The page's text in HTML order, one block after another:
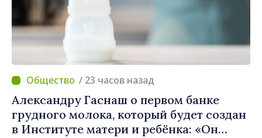
/ 23 часов назад
Александру Гаснаш о первом банке
грудного молока, который будет создан
в Институте матери и ребёнка: «Он